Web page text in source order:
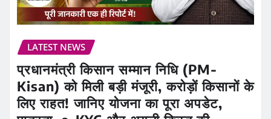
LATEST NEWS
प्रधानमंत्री किसान सम्मान निधि (PM-
Kisan) को मिली बड़ी मंजूरी, करोड़ों किसानों के
लिए राहत! जानिए योजना का पूरा अपडेट,